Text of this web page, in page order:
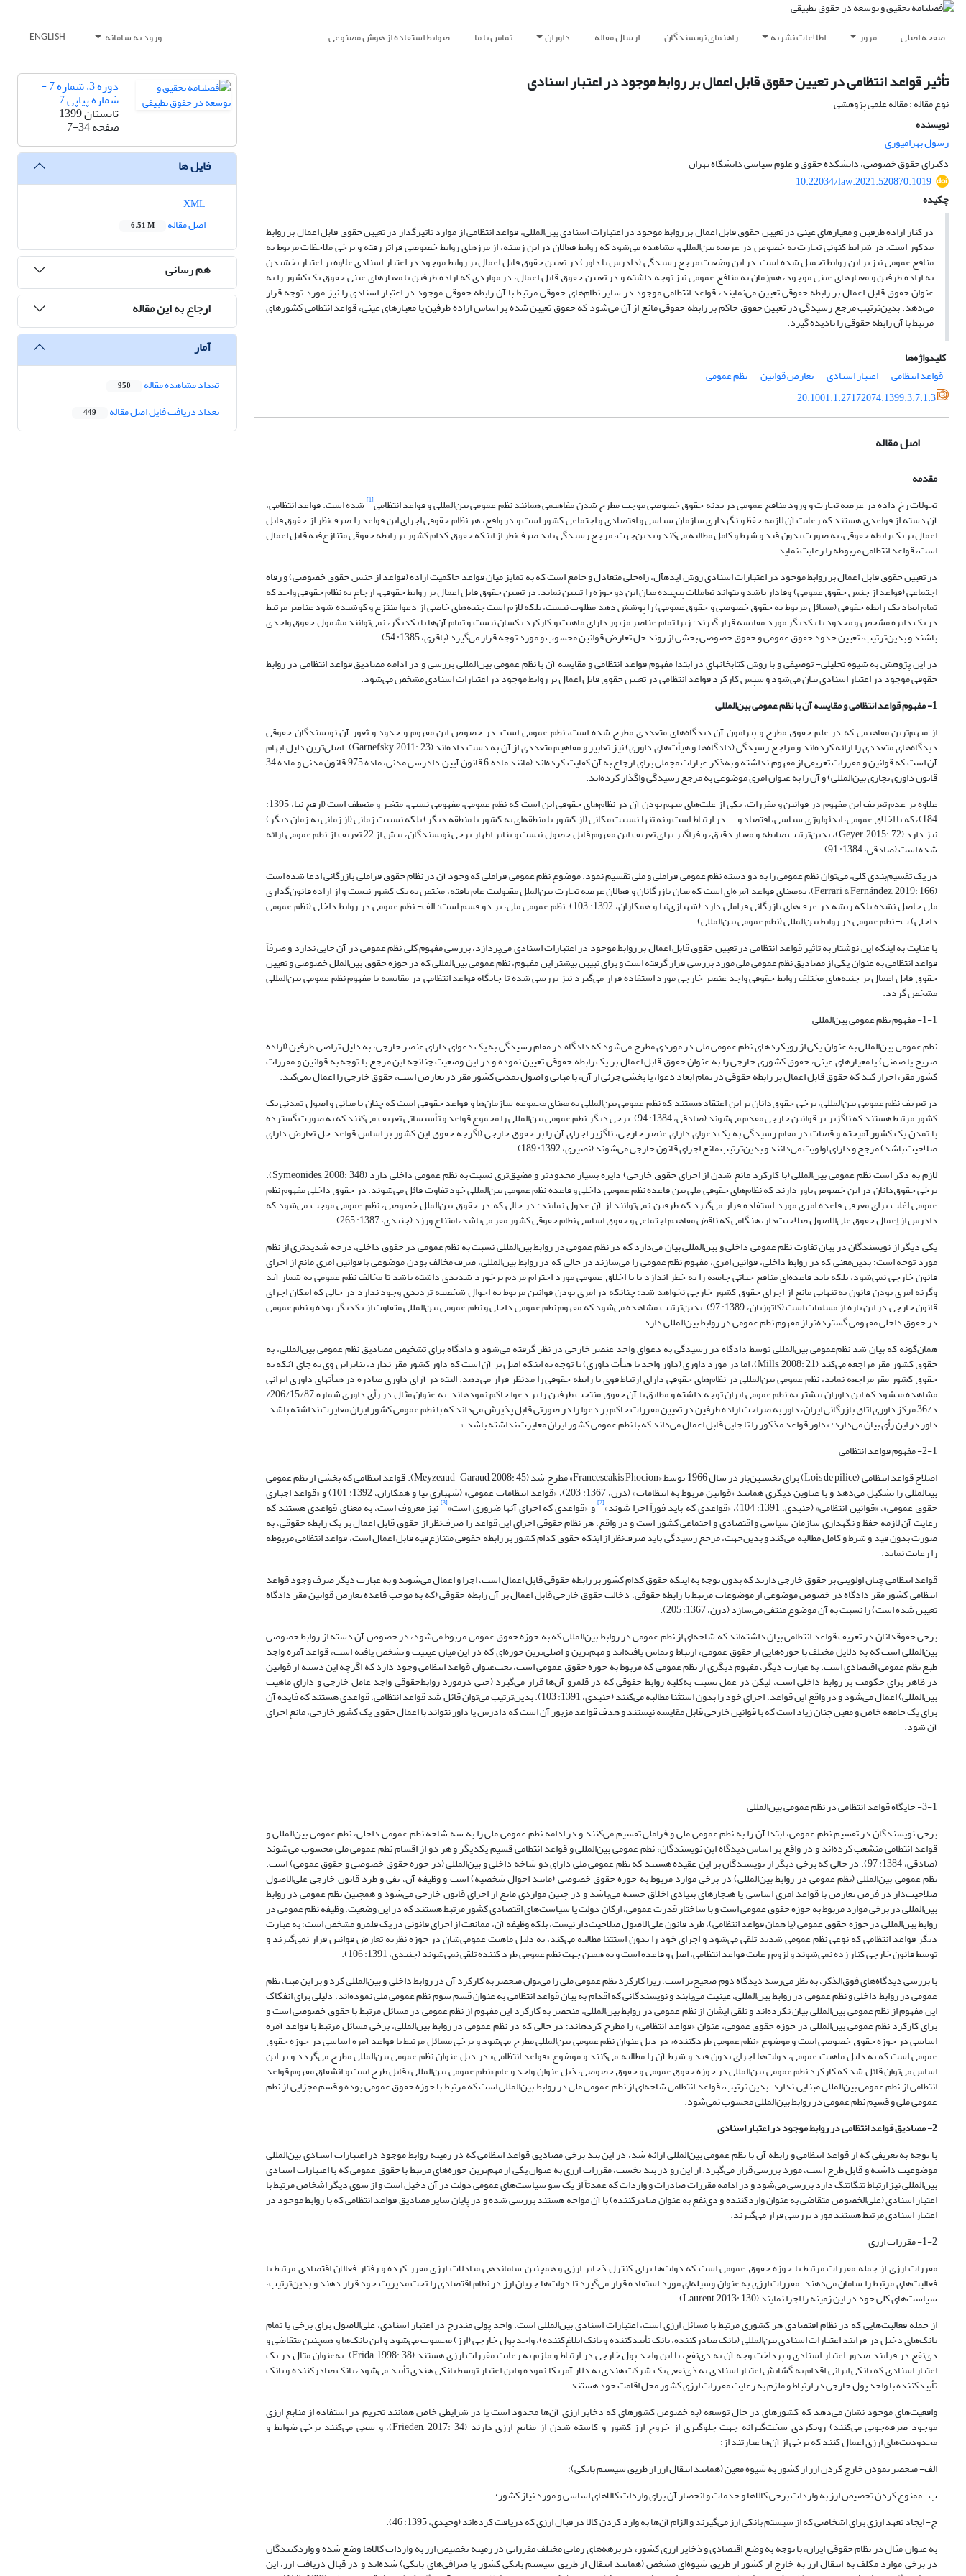
صفحه اصلی مرور اطلاعات نشریه راهنمای نویسندگان ارسال مقاله داوران تماس با ما ضوابط استفاده از هوش مصنوعی ورود به سامانه ENGLISH
تأثیر قواعد انتظامی در تعیین حقوق قابل اعمال بر روابط موجود در اعتبار اسنادی
نوع مقاله : مقاله علمی پژوهشی
نویسنده
رسول بهرامپوری
دکترای حقوق خصوصی، دانشکده حقوق و علوم سیاسی دانشگاه تهران
10.22034/law.2021.520870.1019
چکیده
در کنار اراده طرفین و معیارهای عینی در تعیین حقوق قابل اعمال بر روابط موجود در اعتبارات اسنادی بین‌المللی، قواعد انتظامی از موارد تاثیرگذار در تعیین حقوق قابل اعمال بر روابط
مذکور است. در شرایط کنونی تجارت به خصوص در عرصه بین‌المللی، مشاهده می‌شود که روابط فعالان در این زمینه، از مرزهای روابط خصوصی فراتر رفته و برخی ملاحظات مربوط به
منافع عمومی نیز بر این روابط تحمیل شده است. در این وضعیت مرجع رسیدگی (دادرس یا داور) در تعیین حقوق قابل اعمال بر روابط موجود در اعتبار اسنادی علاوه بر اعتبار بخشیدن
به اراده طرفین و معیارهای عینی موجود، هم‌زمان به منافع عمومی نیز توجه داشته و در تعیین حقوق قابل اعمال، در مواردی که اراده طرفین یا معیارهای عینی حقوق یک کشور را به
عنوان حقوق قابل اعمال بر رابطه حقوقی تعیین می‌نمایند، قواعد انتظامی موجود در سایر نظام‌های حقوقی مرتبط با آن رابطه حقوقی موجود در اعتبار اسنادی را نیز مورد توجه قرار
می‌دهد. بدین‌ترتیب مرجع رسیدگی در تعیین حقوق حاکم بر رابطه حقوقی مانع از آن می‌شود که حقوق تعیین شده بر اساس اراده طرفین یا معیارهای عینی، قواعد انتظامی کشورهای
مرتبط با آن رابطه حقوقی را نادیده گیرد.
کلیدواژه‌ها
قواعد انتظامی
اعتبار اسنادی تعارض قوانین
نظم عمومی
20.1001.1.27172074.1399.3.7.1.3
اصل مقاله
مقدمه
تحولات رخ داده در عرصه تجارت و ورود منافع عمومی در بدنه حقوق خصوصی موجب مطرح شدن مفاهیمی همانند نظم عمومی بین‌المللی و قواعد انتظامی[1] شده است. قواعد انتظامی،
آن دسته از قواعدی هستند که رعایت آن لازمه حفظ و نگهداری سازمان سیاسی و اقتصادی و اجتماعی کشور است و در واقع، هر نظام حقوقی اجرای این قواعد را صرف‌نظر از حقوق قابل
اعمال بر یک رابطه حقوقی، به صورت بدون قید و شرط و کامل مطالبه می‌کند و بدین‌جهت، مرجع رسیدگی باید صرف‌نظر از اینکه حقوق کدام کشور بر رابطه حقوقی متنازع‌فیه قابل اعمال
است، قواعد انتظامی مربوطه را رعایت نماید.
در تعیین حقوق قابل اعمال بر روابط موجود در اعتبارات اسنادی روش ایده‎آل، راه‌حلی متعادل و جامع است که به تمایز میان قواعد حاکمیت اراده (قواعد از جنس حقوق خصوصی) و رفاه
اجتماعی (قواعد از جنس حقوق عمومی) وفادار باشد و بتواند تعاملات پیچیده میان این دو حوزه را تبیین نماید. در تعیین حقوق قابل اعمال بر روابط حقوقی، ارجاع به نظام حقوقی واحد که
تمام ابعاد یک رابطه حقوقی (مسائل مربوط به حقوق خصوصی و حقوق عمومی) را پوشش دهد مطلوب نیست، بلکه لازم است جنبه‌های خاصی از دعوا منتزع و کوشیده شود عناصر مرتبط
در یک دایره مشخص و محدود با یکدیگر مورد مقایسه قرار گیرند؛ زیرا تمام عناصر مزبور دارای ماهیت و کارکرد یکسان نیست و تمام آن‌ها با یکدیگر، نمی‌توانند مشمول حقوق واحدی
باشند و بدین‌ترتیب، تعیین حدود حقوق عمومی و حقوق خصوصی بخشی از روند حل تعارض قوانین محسوب و مورد توجه قرار می‌گیرد (باقری، 1385: 54).
در این پژوهش به شیوه تحلیلی- توصیفی و با روش کتابخانه‎ای در ابتدا مفهوم قواعد انتظامی و مقایسه آن با نظم عمومی بین‌المللی بررسی و در ادامه مصادیق قواعد انتظامی در روابط
حقوقی موجود در اعتبار اسنادی بیان می‌شود و سپس کارکرد قواعد انتظامی در تعیین حقوق قابل اعمال بر روابط موجود در اعتبارات اسنادی مشخص می‌شود.
1- مفهوم قواعد انتظامی و مقایسه آن با نظم عمومی بین‌المللی
از مبهم‌ترین مفاهیمی که در علم حقوق مطرح و پیرامون آن دیدگاه‌های متعددی مطرح شده است، نظم عمومی است. در خصوص این مفهوم و حدود و ثغور آن نویسندگان حقوقی
دیدگاه‌های متعددی را ارائه کرده‌اند و مراجع رسیدگی (دادگاه‌ها و هیأت‌های داوری) نیز تعابیر و مفاهیم متعددی از آن به دست داده‌اند (Garnefsky, 2011: 23). اصلی‌ترین دلیل ابهام
آن است که قوانین و مقررات تعریفی از مفهوم نداشته و به‌ذکر عبارات مجملی برای ارجاع به آن کفایت کرده‌اند (مانند ماده 6 قانون آیین دادرسی مدنی، ماده 975 قانون مدنی و ماده 34
قانون داوری تجاری بین‌المللی) و آن را به عنوان امری موضوعی به مرجع رسیدگی واگذار کرده‌اند.
علاوه بر عدم تعریف این مفهوم در قوانین و مقررات، یکی از علت‌های مبهم بودن آن در نظام‌های حقوقی این است که نظم عمومی، مفهومی نسبی، متغیر و منعطف است (ارفع نیا، 1395:
184)، که با اخلاق عمومی، ایدئولوژی سیاسی، اقتصاد و ... در ارتباط است و نه تنها نسبیت مکانی (از کشور یا منطقه‌ای به کشور یا منطقه دیگر) بلکه نسبیت زمانی (از زمانی به زمان دیگر)
نیز دارد (Geyer, 2015: 72)، بدین‌ترتیب ضابطه و معیار دقیق، و فراگیر برای تعریف این مفهوم قابل حصول نیست و بنابر اظهار برخی نویسندگان، بیش از 22 تعریف از نظم عمومی ارائه
شده است (صادقی، 1384: 91).
در یک تقسیم‌بندی کلی، می‌توان نظم عمومی را به دو دسته نظم عمومی فراملی و ملی تقسیم نمود. موضوع نظم عمومی فراملی که وجود آن در نظام حقوق فراملی بازرگانی ادعا شده است
(Ferrari & Fernández, 2019: 166)، به‌معنای قواعد آمره‌ای است که میان بازرگانان و فعالان عرصه تجارت بین‌الملل مقبولیت عام یافته، مختص به یک کشور نیست و از اراده قانون‌گذاری
ملی حاصل نشده بلکه ریشه در عرف‌های بازرگانی فراملی دارد (شهبازی‌نیا و همکاران، 1392: 103). نظم عمومی ملی، بر دو قسم است: الف- نظم عمومی در روابط داخلی (نظم عمومی
داخلی) ب- نظم عمومی در روابط بین‌المللی (نظم عمومی بین‌المللی).
با عنایت به اینکه این نوشتار به تاثیر قواعد انتظامی در تعیین حقوق قابل اعمال بر روابط موجود در اعتبارات اسنادی می‌پردازد، بررسی مفهوم کلی نظم عمومی در آن جایی ندارد و صرفاً
قواعد انتظامی به عنوان یکی از مصادیق نظم عمومی ملی مورد بررسی قرار گرفته است و برای تبیین بیشتر این مفهوم، نظم عمومی بین‌المللی که در حوزه حقوق بین‌الملل خصوصی و تعیین
حقوق قابل اعمال بر جنبه‌های مختلف روابط حقوقی واجد عنصر خارجی مورد استفاده قرار می‌گیرد نیز بررسی شده تا جایگاه قواعد انتظامی در مقایسه با مفهوم نظم عمومی بین‌المللی
مشخص گردد.
1-1- مفهوم نظم عمومی بین‌المللی
نظم عمومی بین‌المللی به عنوان یکی از رویکردهای نظم عمومی ملی در موردی مطرح می‌شود که دادگاه در مقام رسیدگی به یک دعوای دارای عنصر خارجی، به دلیل تراضی طرفین (اراده
صریح یا ضمنی) یا معیارهای عینی، حقوق کشوری خارجی را به عنوان حقوق قابل اعمال بر یک رابطه حقوقی تعیین نموده و در این وضعیت چنانچه این مرجع با توجه به قوانین و مقررات
کشور مقر، احراز کند که حقوق قابل اعمال بر رابطه حقوقی در تمام ابعاد دعوا، یا بخشی جزئی از آن، با مبانی و اصول تمدنی کشور مقر در تعارض است، حقوق خارجی را اعمال نمی‌کند.
در تعریف نظم عمومی بین‌المللی، برخی حقوق‌دانان بر این اعتقاد هستند که نظم عمومی بین‌المللی به معنای مجموعه سازمان‌ها و قواعد حقوقی است که چنان با مبانی و اصول تمدنی یک
کشور مرتبط هستند که ناگزیر بر قوانین خارجی مقدم می‌شوند (صادقی، 1384: 94). برخی دیگر نظم عمومی بین‌المللی را مجموع قواعد و تأسیساتی تعریف می‌کنند که به صورت گسترده
با تمدن یک کشور آمیخته و قضات در مقام رسیدگی به یک دعوای دارای عنصر خارجی، ناگزیر اجرای آن را بر حقوق خارجی (اگرچه حقوق این کشور بر اساس قواعد حل تعارض دارای
صلاحیت باشد) مرجح و دارای اولویت می‌دانند و بدین‌ترتیب مانع اجرای قانون خارجی می‌شوند (نصیری، 1392: 189).
لازم به ذکر است نظم عمومی بین‌المللی (با کارکرد مانع شدن از اجرای حقوق خارجی) دایره بسیار محدودتر و مضیق‌تری نسبت به نظم عمومی داخلی دارد (Symeonides, 2008: 348).
برخی حقوق‌دانان در این خصوص باور دارند که نظام‌های حقوقی ملی بین قاعده نظم عمومی داخلی و قاعده نظم عمومی بین‌المللی خود تفاوت قائل می‌شوند. در حقوق داخلی مفهوم نظم
عمومی اغلب برای معرفی قاعده امری مورد استفاده قرار می‌گیرد که طرفین نمی‌توانند از آن عدول نمایند؛ در حالی که در حقوق بین‌الملل خصوصی، نظم عمومی موجب می‌شود که
دادرس از اِعمال حقوق علی‌الاصول صلاحیت‌دار، هنگامی که ناقض مفاهیم اجتماعی و حقوق اساسی نظام حقوقی کشور مقر می‌باشد، امتناع ورزد (جنیدی، 1387: 265).
یکی دیگر از نویسندگان در بیان تفاوت نظم عمومی داخلی و بین‌المللی بیان می‌دارد که در نظم عمومی در روابط بین‌المللی نسبت به نظم عمومی در حقوق داخلی، درجه شدیدتری از نظم
مورد توجه است؛ بدین‌معنی که در روابط داخلی، قوانین امری، مفهوم نظم عمومی را می‌سازند در حالی که در روابط بین‌المللی، صرف مخالف بودن موضوعی با قوانین امری مانع از اجرای
قانون خارجی نمی‌شود، بلکه باید قاعده‌ای منافع حیاتی جامعه را به خطر اندازد یا با اخلاق عمومی مورد احترام مردم برخورد شدیدی داشته باشد تا مخالف نظم عمومی به شمار آید
وگرنه امری بودن قانون به تنهایی مانع از اجرای حقوق کشور خارجی نخواهد شد؛ چنانکه در امری بودن قوانین مربوط به احوال شخصیه تردیدی وجود ندارد در حالی که امکان اجرای
قانون خارجی در این باره از مسلمات است (کاتوزیان، 1389: 97). بدین‌ترتیب مشاهده می‌شود که مفهوم نظم عمومی داخلی و نظم عمومی بین‌المللی متفاوت از یکدیگر بوده و نظم عمومی
در حقوق داخلی مفهومی گسترده‌‌تر از مفهوم نظم عمومی در روابط بین‌المللی دارد.
همان‌گونه که بیان شد نظم‌عمومی بین‌المللی توسط دادگاه در رسیدگی به دعوای واجد عنصر خارجی در نظر گرفته می‌شود و دادگاه برای تشخیص مصادیق نظم عمومی بین‌المللی، به
حقوق کشور مقر مراجعه می‌کند (Mills, 2008: 21)، اما در مورد داوری (داور واحد یا هیأت داوری) با توجه به اینکه اصل بر آن است که داور کشور مقر ندارد، بنابراین وی به جای آنکه به
حقوق کشور مقر مراجعه نماید، نظم عمومی بین‌المللی در نظام‌های حقوقی دارای ارتباط قوی با رابطه حقوقی را مدنظر قرار می‌دهد. البته در آرای داوری صادره در هیأت‎های داوری ایرانی
مشاهده می‎شود که این داوران بیشتر به نظم عمومی ایران توجه داشته و مطابق با آن حقوق منتخب طرفین را بر دعوا حاکم نموده‎اند. به عنوان مثال در رأی داوری شماره 206/15/87/
د/36 مرکز داوری اتاق بازرگانی ایران، داور به صراحت اراده طرفین در تعیین مقررات حاکم بر دعوا را در صورتی قابل پذیرش می‌داند که با نظم عمومی کشور ایران مغایرت نداشته باشد.
داور در این رأی بیان می‌دارد: «داور قواعد مذکور را تا جایی قابل اعمال می‌داند که با نظم عمومی کشور ایران مغایرت نداشته باشد.»
2-1- مفهوم قواعد انتظامی
اصلاح قواعد انتظامی (Lois de pilice) برای نخستین‌بار در سال 1966 توسط «Francescakis Phocion» مطرح شد (Meyzeaud-Garaud, 2008: 45). قواعد انتظامی که بخشی از نظم عمومی
بین‎المللی را تشکیل می‌دهد و با عناوین دیگری همانند «قوانین مربوط به انتظامات» (درن، 1367: 203)، «قواعد انتظامات عمومی» (شهبازی نیا و همکاران، 1392: 101) و «قواعد اجباری
حقوق عمومی»، «قوانین انتظامی» (جنیدی، 1391: 104)، «قواعدی که باید فوراً اجرا شوند» [2] و «قواعدی که اجرای آن‎ها ضروری است» [3] نیز معروف است، به معنای قواعدی هستند که
رعایت آن لازمه حفظ و نگهداری سازمان سیاسی و اقتصادی و اجتماعی کشور است و در واقع، هر نظام حقوقی اجرای این قواعد را صرف‌نظر از حقوق قابل اعمال بر یک رابطه حقوقی، به
صورت بدون قید و شرط و کامل مطالبه می‌کند و بدین‌جهت، مرجع رسیدگی باید صرف‌نظر از اینکه حقوق کدام کشور بر رابطه حقوقی متنازع‌فیه قابل اعمال است، قواعد انتظامی مربوطه
را رعایت نماید.
قواعد انتظامی چنان اولویتی بر حقوق خارجی دارند که بدون توجه به اینکه حقوق کدام کشور بر رابطه حقوقی قابل اعمال است، اجرا و اعمال می‌شوند و به عبارت دیگر صرف وجود قواعد
انتظامی کشور مقر دادگاه در خصوص موضوعی از موضوعات مرتبط با رابطه حقوقی، دخالت حقوق خارجی قابل اعمال بر آن رابطه حقوقی (که به موجب قاعده تعارض قوانین مقر دادگاه
تعیین شده است) را نسبت به آن موضوع منتفی می‌سازد (درن، 1367: 205).
برخی حقوقدانان در تعریف قواعد انتظامی بیان داشته‌اند که شاخه‌ای از نظم عمومی در روابط بین‌المللی که به حوزه حقوق عمومی مربوط می‌شود، در خصوص آن دسته از روابط خصوصی
بین‌المللی است که به دلایل مختلف با حوزه‌هایی از حقوق عمومی، ارتباط و تماس یافته‌اند و مهم‌ترین و اصلی‌ترین حوزه‌ای که در این میان عینیت و تشخص یافته است، قواعد آمره واجد
طبع نظم عمومی اقتصادی است. به عبارت دیگر، مفهوم دیگری از نظم عمومی که مربوط به حوزه حقوق عمومی است، تحت‌عنوان قواعد انتظامی وجود دارد که اگرچه این دسته از قوانین
در ظاهر برای حکومت بر روابط داخلی است، لیکن در عمل نسبت به‌کلیه روابط حقوقی که در قلمرو آن‌ها قرار می‌گیرد (حتی درمورد روابط‌حقوقی واجد عامل خارجی و دارای ماهیت
بین‌المللی) اعمال می‌شود و در واقع این قواعد، اجرای خود را بدون استثنا مطالبه می‌کنند (جنیدی، 1391: 103). بدین‌ترتیب می‌توان قائل شد قواعد انتظامی، قواعدی هستند که فایده آن
برای یک جامعه خاص و معین چنان زیاد است که با قوانین خارجی قابل مقایسه نیستند و هدف قواعد مزبور آن است که دادرس یا داور نتواند با اعمال حقوق یک کشور خارجی، مانع اجرای
آن شود.
3-1- جایگاه قواعد انتظامی در نظم عمومی بین‌المللی
برخی نویسندگان در تقسیم نظم عمومی، ابتدا آن را به نظم عمومی ملی و فراملی تقسیم می‌کنند و در ادامه نظم عمومی ملی را به سه شاخه نظم عمومی داخلی، نظم عمومی بین‌المللی و
قواعد انتظامی منشعب کرده‌اند و در واقع بر اساس دیدگاه این نویسندگان، نظم عمومی بین‌المللی و قواعد انتظامی قسیم یکدیگر و هر دو از اقسام نظم عمومی ملی محسوب می‌شوند
(صادقی، 1384: 97). در حالی که برخی دیگر از نویسندگان بر این عقیده هستند که نظم عمومی ملی دارای دو شاخه داخلی و بین‌المللی (در حوزه حقوق خصوصی و حقوق عمومی) است.
نظم عمومی بین‌المللی (نظم عمومی در روابط بین‌المللی) در برخی موارد مربوط به حوزه حقوق خصوصی (مانند احوال شخصیه) است و وظیفه آن، نفی و طرد قانون خارجی علی‌الاصول
صلاحیت‌دار در فرض تعارض با قواعد امری اساسی یا هنجارهای بنیادی اخلاق حسنه می‌باشد و در چنین مواردی مانع از اجرای قانون خارجی می‌شود و همچنین نظم عمومی در روابط
بین‌المللی در برخی موارد مربوط به حوزه حقوق عمومی است و با ساختار قدرت عمومی، ارکان دولت یا سیاست‌های اقتصادی کشور مرتبط هستند که در این وضعیت، وظیفه نظم عمومی در
روابط بین‌المللی در حوزه حقوق عمومی (یا همان قواعد انتظامی)، طرد قانون علی‌الاصول صلاحیت‌دار نیست، بلکه وظیفه آن، ممانعت از اجرای قانونی در یک قلمرو مشخص است؛ به عبارت
دیگر قواعد انتظامی که نوعی نظم عمومی شدید تلقی می‌شود و اجرای خود را بدون استثنا مطالبه می‌کند، به دلیل ماهیت عمومی‌شان در حوزه نظریه تعارض قوانین قرار نمی‌گیرند و
توسط قانون خارجی کنار زده نمی‌شوند و لزوم رعایت قواعد انتظامی، اصل و قاعده است و به همین جهت نظم عمومی طرد کننده تلقی نمی‌شوند (جنیدی، 1391: 106).
با بررسی دیدگاه‌های فوق‌الذکر، به نظر می‌رسد دیدگاه دوم صحیح‌تر است، زیرا کارکرد نظم عمومی ملی را می‌توان منحصر به کارکرد آن در روابط داخلی و بین‌المللی کرد و بر این مبنا، نظم
عمومی در روابط داخلی و نظم عمومی در روابط بین‌المللی، عینیت می‌یابند و نویسندگانی که اقدام به بیان قواعد انتظامی به عنوان قسم سوم نظم عمومی ملی نموده‌اند، دلیلی برای انفکاک
این مفهوم از نظم عمومی بین‌المللی بیان نکرده‌اند و تلقی ایشان از نظم عمومی در روابط بین‌المللی، منحصر به کارکرد این مفهوم از نظم عمومی در مسائل مرتبط با حقوق خصوصی است و
برای کارکرد نظم عمومی بین‌المللی در حوزه حقوق عمومی، عنوان «قواعد انتظامی» را مطرح کرده‎اند؛ در حالی که در نظم عمومی در روابط بین‌المللی، برخی مسائل مرتبط با قواعد آمره
اساسی در حوزه حقوق خصوصی است و موضوع «نظم عمومی طردکننده» در ذیل عنوان نظم عمومی بین‌المللی مطرح می‌شود و برخی مسائل مرتبط با قواعد آمره اساسی در حوزه حقوق
عمومی است که به دلیل ماهیت عمومی، دولت‌ها اجرای بدون قید و شرط آن را مطالبه می‌کنند و موضوع «قواعد انتظامی» در ذیل عنوان نظم عمومی بین‌المللی مطرح می‌گردد و بر این
اساس می‌توان قائل شد که کارکرد نظم عمومی بین‌المللی در حوزه حقوق عمومی و حقوق خصوصی، ذیل عنوان واحد و عام «نظم عمومی بین‌المللی» قابل طرح است و انشقاق مفهوم قواعد
انتظامی از نظم عمومی بین‌المللی مبنایی ندارد. بدین ترتیب، قواعد انتظامی شاخه‌ای از نظم عمومی ملی در روابط بین‌المللی است که مرتبط با حوزه حقوق عمومی بوده و قسم مجزایی از نظم
عمومی ملی و قسیم نظم عمومی در روابط بین‌المللی محسوب نمی‌شود.
2- مصادیق قواعد انتظامی در روابط موجود در اعتبار اسنادی
با توجه به تعریفی که از قواعد انتظامی و رابطه آن با نظم عمومی بین‌المللی ارائه شد، در این بند برخی مصادیق قواعد انتظامی که در زمینه روابط موجود در اعتبارات اسنادی بین‌المللی
موضوعیت داشته و قابل طرح است، مورد بررسی قرار می‌گیرد. از این رو در بند نخست، مقررات ارزی به عنوان یکی از مهم‌ترین حوزه‌های مرتبط با حقوق عمومی که با اعتبارات اسنادی
بین‌المللی نیز ارتباط تنگاتنگ دارد بررسی می‌شود و در ادامه مقررات صادرات و واردات که عمدتاً از یک سو سیاست‌های عمومی دولت در آن دخیل است و از سوی دیگر اشخاص مرتبط با
اعتبار اسنادی (علی‌الخصوص متقاضی به عنوان واردکننده و ذی‌نفع به عنوان صادرکننده) با آن مواجه هستند بررسی شده و در پایان سایر مصادیق قواعد انتظامی که با روابط موجود در
اعتبار اسنادی مرتبط هستند مورد بررسی قرار می‌گیرند.
1-2- مقررات ارزی
مقررات ارزی از جمله مقررات مرتبط با حوزه حقوق عمومی است که دولت‌ها برای کنترل ذخایر ارزی و همچنین ساماندهی مبادلات ارزی مقرر کرده و رفتار فعالان اقتصادی مرتبط با
فعالیت‌های مرتبط را سامان می‌دهند. مقررات ارزی به عنوان وسیله‌ای مورد استفاده قرار می‌گیرد تا دولت‌ها جریان ارز در نظام اقتصادی را تحت مدیریت خود قرار دهند و بدین‌ترتیب،
سیاست‌های کلی خود در این زمینه را اجرا نمایند (Laurent, 2013: 130).
از جمله فعالیت‌هایی که در نظام اقتصادی هر کشوری مرتبط با مسائل ارزی است، اعتبارات اسنادی بین‌المللی است. واحد پولی مندرج در اعتبار اسنادی، علی‌الاصول برای برخی یا تمام
بانک‌های دخیل در فرایند اعتبارات اسنادی بین‌المللی (بانک صادرکننده، بانک تأییدکننده و بانک ابلاغ‌کننده)، واحد پول خارجی (ارز) محسوب می‌شود و این بانک‌ها و همچنین متقاضی و
ذی‌نفع در فرایند صدور اعتبار اسنادی و پرداخت وجه آن به ذی‌نفع، با این واحد پول خارجی در ارتباط و ملزم به رعایت مقررات ارزی هستند (Frida, 1998: 38). به‌عنوان مثال در یک
اعتبار اسنادی که بانکی ایرانی اقدام به گشایش اعتبار اسنادی به ذی‌نفعی یک شرکت هندی به دلار آمریکا نموده و این اعتبار توسط بانکی هندی تأیید می‌شود، بانک صادرکننده و بانک
تأییدکننده با واحد پول خارجی در ارتباط و ملزم به رعایت مقررات ارزی کشور محل اقامت خود هستند.
واقعیت‌های موجود نشان می‌دهد که کشورهای در حال توسعه (به خصوص کشورهای که ذخایر ارزی آن‌ها محدود است یا در شرایطی خاص همانند تحریم در استفاده از منابع ارزی
موجود صرفه‌جویی می‌کنند) رویکردی سخت‌گیرانه جهت جلوگیری از خروج ارز کشور و کاسته شدن از منابع ارزی دارند (Frieden, 2017: 34)، و سعی می‌کنند برخی ضوابط و
محدودیت‌های ارزی اعمال کنند که برخی از آن‌ها عبارتند از:
الف- منحصر نمودن خارج کردن ارز از کشور به شیوه معین (همانند انتقال ارز از طریق سیستم بانکی)؛
ب- ممنوع کردن تخصیص ارز به واردات برخی کالاها و خدمات و انحصار آن برای واردات کالاهای اساسی و مورد نیاز کشور؛
ج- ایجاد تعهد ارزی برای اشخاصی که از سیستم بانکی ارز می‌گیرند و الزام آن‌ها به وارد کردن کالا در قبال ارزی که دریافت کرده‌اند (وحیدی، 1395: 46).
به عنوان مثال در نظام حقوقی ایران، با توجه به وضع اقتصادی و ذخایر ارزی کشور، در برهه‌های زمانی مختلف مقرراتی در زمینه تخصیص ارز به واردات کالاها وضع شده و واردکنندگان
در برخی موارد مکلف به انتقال ارز به خارج از کشور از طریق شیوه‌ای مشخص (همانند انتقال از طریق سیستم بانکی کشور یا صرافی‌های بانکی) شده‌اند و در قبال دریافت ارز، این
دوره 3، شماره 7 -
شماره پیاپی 7
تابستان 1399
صفحه7-34
فایل ها
اصل مقاله
6.51 M
هم رسانی
ارجاع به این مقاله
آمار
تعداد مشاهده مقاله 950
تعداد دریافت فایل اصل مقاله 449